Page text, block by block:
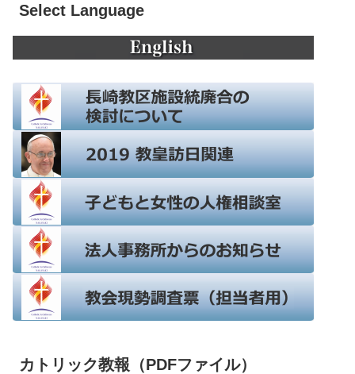
Select Language
カトリック教報（PDFファイル）